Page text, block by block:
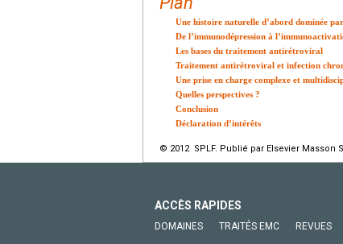
Une histoire naturelle d’abord dominée
De l’immunodépression à
Les bases du traitement antirétroviral
Traitement antirétroviral et infection
Une prise en charge complexe et
Quelles perspectives ?
Conclusion
Déclaration d’intérêts
© 2012 SPLF. Publié par Elsevier Masson
ACCÈS RAPIDES
DOMAINES TRAITÉS EMC REVUES